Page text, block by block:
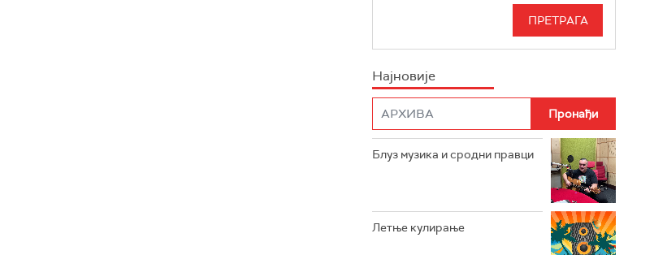
РАДИО БЕОГРАД 3
РАДИО РОКЕНРОЛЕР
РАДИО ЏУБОКС
РАДИО ВРТЕШКА
РАДИО ЏЕЗЕР
ИНФО
Најновије
Блуз музика и сродни правци
Летње кулирање